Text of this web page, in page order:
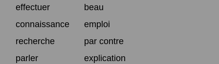
effectuer
beau
connaissance
emploi
recherche
par contre
parler
explication